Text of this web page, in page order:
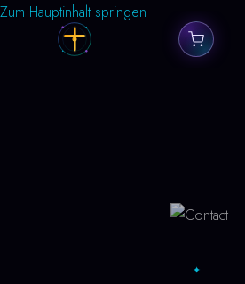
Zum Hauptinhalt springen
✦